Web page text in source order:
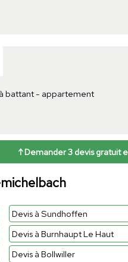
battant - appartement
↑ Demander 3 devis gratuit
Devis à Sundhoffen
Devis à Burnhaupt Le Haut
Devis à Bollwiller